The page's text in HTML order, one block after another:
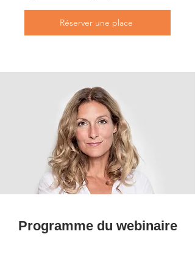
Réserver une place
Programme du webinaire